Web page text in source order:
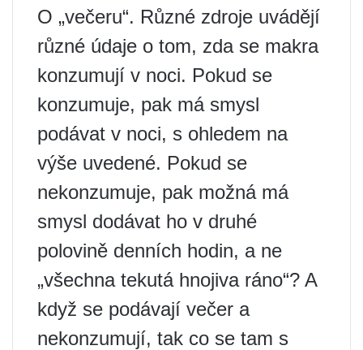
O „večeru“. Různé zdroje uvádějí
různé údaje o tom, zda se makra
konzumují v noci. Pokud se
konzumuje, pak má smysl
podávat v noci, s ohledem na
výše uvedené. Pokud se
nekonzumuje, pak možná má
smysl dodávat ho v druhé
polovině denních hodin, a ne
„všechna tekutá hnojiva ráno“? A
když se podávají večer a
nekonzumují, tak co se tam s